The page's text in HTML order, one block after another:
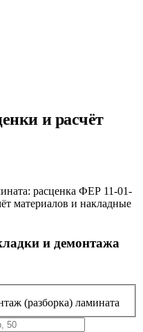
и расчёт
расценка ФЕР 11-01-
материалов и накладные
и демонтажа
(разборка) ламината